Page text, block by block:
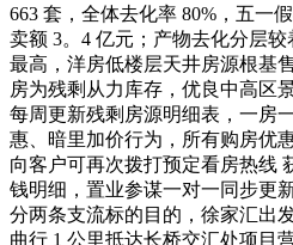
663 套，全体去化率 80%，五一
卖额 3。4 亿元；产物去化分层
最高，洋房低楼层天井房源根基
房为残剩从力库存，优良中高区
每周更新残剩房源明细表，一房
惠、暗里加价行为，所有购房优
向客户可再次拨打预定看房热线
钱明细，置业参谋一对一同步更
分两条支流标的目的，徐家汇出
曲行 1 公里抵达长桥交汇处项目